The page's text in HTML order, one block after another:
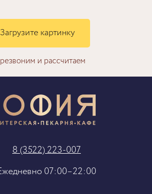
Загрузите картинку
и рассчитаем
8 (3522) 223-007
07:00–22:00